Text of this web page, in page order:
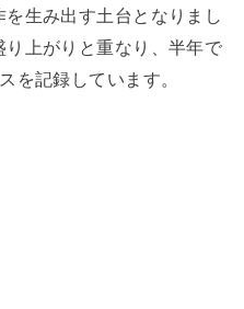
生み出す土台となりまし
上がりと重なり、半年で
を記録しています。